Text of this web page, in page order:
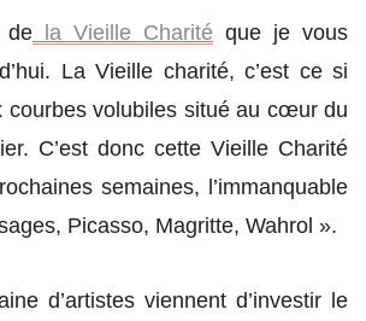
de la Vieille Charité que je vous
La Vieille charité, c’est ce si
courbes volubiles situé au cœur du
C’est donc cette Vieille Charité
semaines, l’immanquable
Picasso, Magritte, Wahrol ».
d’artistes viennent d’investir le